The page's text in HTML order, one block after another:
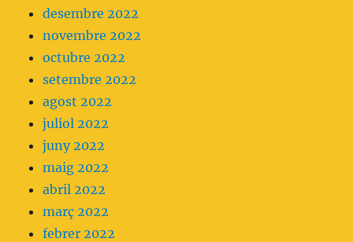
desembre 2022
novembre 2022
octubre 2022
setembre 2022
agost 2022
juliol 2022
juny 2022
maig 2022
abril 2022
març 2022
febrer 2022